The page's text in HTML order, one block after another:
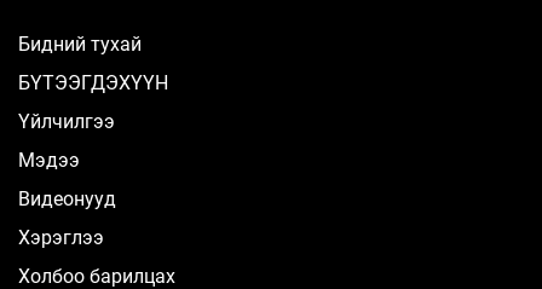
Бидний тухай
БҮТЭЭГДЭХҮҮН
Үйлчилгээ
Мэдээ
Видеонууд
Хэрэглээ
Холбоо барилцах